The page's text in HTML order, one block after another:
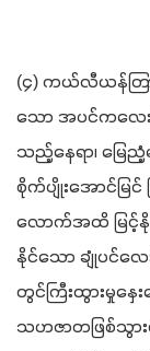
(၄) ကယ်လီယန်တြာ
သော အပင်ကလေး
သည့်နေရာ၊ မြေညံ့
စိုက်ပျိုးအောင်မြင်
လောက်အထိ မြင့်နိုင်
နိုင်သော ချုံပင်လေ
တွင်ကြီးထွားမှုနှ
သဟဇာတဖြစ်သွာ